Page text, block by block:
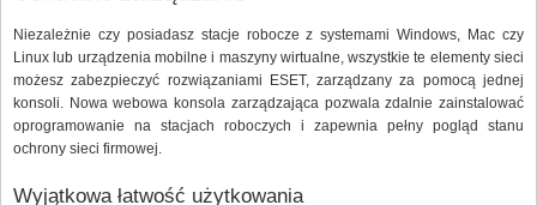
Niezależnie czy posiadasz stacje robocze z systemami Windows, Mac czy
Linux lub urządzenia mobilne i maszyny wirtualne, wszystkie te elementy sieci
możesz zabezpieczyć rozwiązaniami ESET, zarządzany za pomocą jednej
konsoli. Nowa webowa konsola zarządzająca pozwala zdalnie zainstalować
oprogramowanie na stacjach roboczych i zapewnia pełny pogląd stanu
ochrony sieci firmowej.
Wyjątkowa łatwość użytkowania